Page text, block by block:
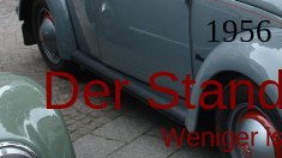
Der
Weniger